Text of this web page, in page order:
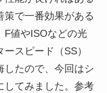
策で一番効果がある
F値やISOなどの光
スピード（SS）
したので、今回はシ
してみました。参考